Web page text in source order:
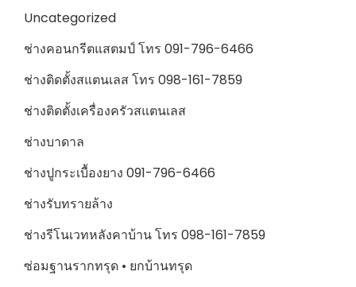
Uncategorized
ช่างคอนกรีตแสตมป์ โทร 091-796-6466
ช่างติดตั้งสแตนเลส โทร 098-161-7859
ช่างติดตั้งเครื่องครัวสแตนเลส
ช่างบาดาล
ช่างปูกระเบื้องยาง 091-796-6466
ช่างรับทรายล้าง
ช่างรีโนเวทหลังคาบ้าน โทร 098-161-7859
ซ่อมฐานรากทรุด • ยกบ้านทรุด